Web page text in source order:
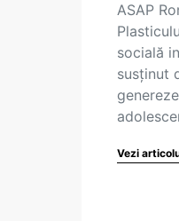
ASAP
socială
susținut
Vezi